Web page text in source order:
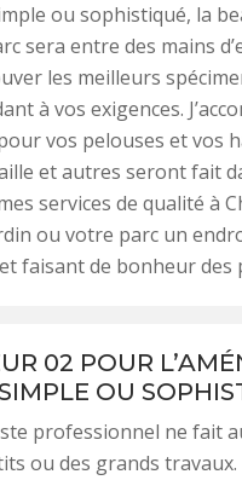
ou sophistiqué, la
sera entre des mains
les meilleurs
à vos exigences.
vos pelouses et vos
et autres seront fait
services de qualité à
ou votre parc un
faisant de bonheur des
02 POUR
OU
professionnel ne fait
ou des grands